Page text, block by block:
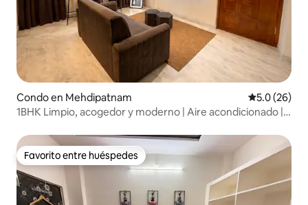
Condo en Mehdipatnam Calificación
5.0 (26)
1BHK Limpio, acogedor y moderno | Aire acondicionado |
Favorito entre huéspedes
Favorito entre huéspedes